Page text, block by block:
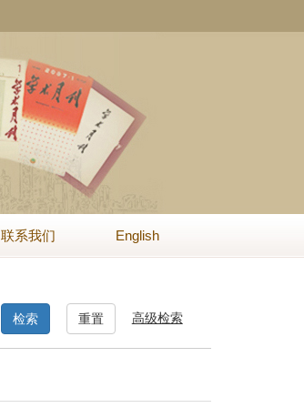
联系我们 English
检索 重置 高级检索